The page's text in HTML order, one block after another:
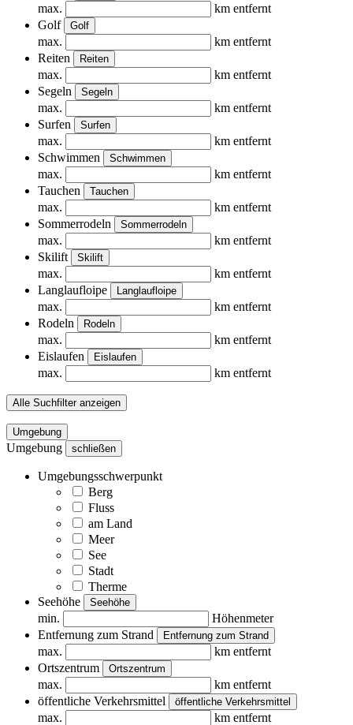
max.
km entfernt
Golf
Golf
max.
km entfernt
Reiten
Reiten
max.
km entfernt
Segeln
Segeln
max.
km entfernt
Surfen
Surfen
max.
km entfernt
Schwimmen
Schwimmen
max.
km entfernt
Tauchen
Tauchen
max.
km entfernt
Sommerrodeln
Sommerrodeln
max.
km entfernt
Skilift
Skilift
max.
km entfernt
Langlaufloipe
Langlaufloipe
max.
km entfernt
Rodeln
Rodeln
max.
km entfernt
Eislaufen
Eislaufen
max. km entfernt
Alle Suchfilter anzeigen
Umgebung
Umgebung schließen
Umgebungsschwerpunkt
Berg
Fluss
am Land
Meer
See
Stadt
Therme
Seehöhe
Seehöhe
min.
Höhenmeter
Entfernung zum Strand
Entfernung zum Strand
max.
km entfernt
Ortszentrum
Ortszentrum
max.
km entfernt
öffentliche Verkehrsmittel
öffentliche Verkehrsmittel
max.
km entfernt